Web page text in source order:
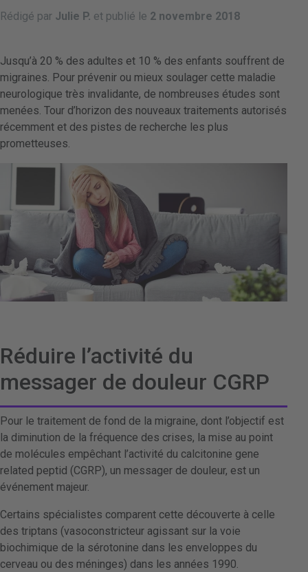
Rédigé par Julie P. et publié le 2 novembre 2018
Jusqu’à 20 % des adultes et 10 % des enfants souffrent de
migraines. Pour prévenir ou mieux soulager cette maladie
neurologique très invalidante, de nombreuses études sont
menées. Tour d’horizon des nouveaux traitements autorisés
récemment et des pistes de recherche les plus
prometteuses.
Réduire l’activité du
messager de douleur CGRP
Pour le traitement de fond de la migraine, dont l’objectif est
la diminution de la fréquence des crises, la mise au point
de molécules empêchant l’activité du calcitonine gene
related peptid (CGRP), un messager de douleur, est un
événement majeur.
Certains spécialistes comparent cette découverte à celle
des triptans (vasoconstricteur agissant sur la voie
biochimique de la sérotonine dans les enveloppes du
cerveau ou des méninges) dans les années 1990.